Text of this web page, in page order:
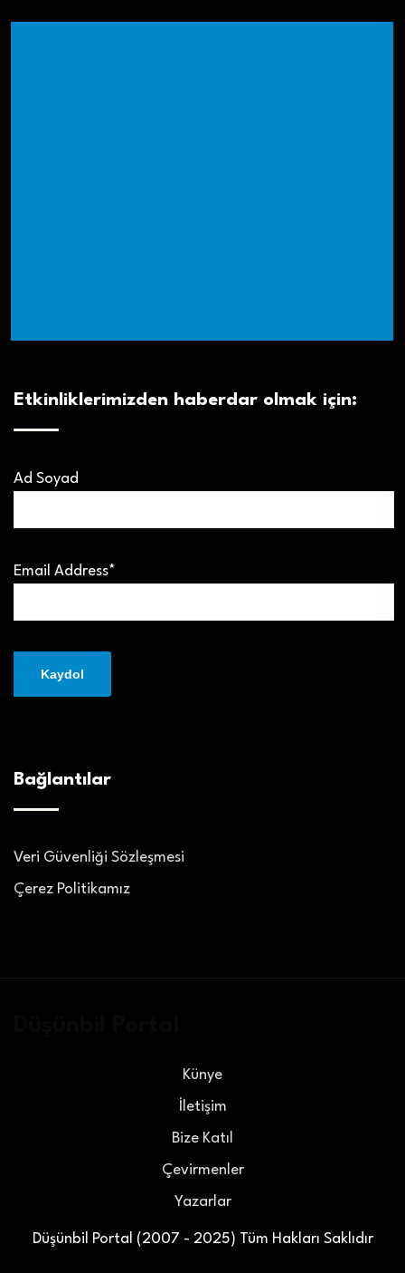
Etkinliklerimizden haberdar olmak için:
Ad Soyad
Email Address*
Bağlantılar
Veri Güvenliği Sözleşmesi
Çerez Politikamız
Düşünbil Portal (2007 - 2025) Tüm Hakları Saklıdır
Künye
İletişim
Bize Katıl
Çevirmenler
Yazarlar